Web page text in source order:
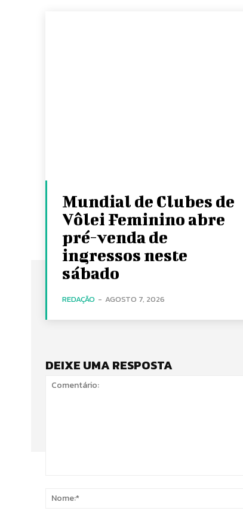
Mundial de Clubes de
Vôlei Feminino abre
pré-venda de
ingressos neste
sábado
REDAÇÃO - AGOSTO 7, 2026
DEIXE UMA RESPOSTA